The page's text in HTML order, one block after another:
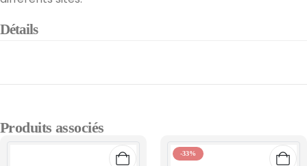
Détails
Produits associés
-33%